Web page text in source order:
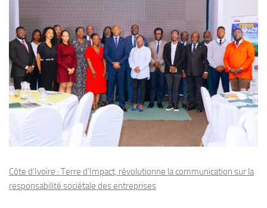
Côte d’Ivoire : Terre d’Impact, révolutionne la communication sur la
responsabilité sociétale des entreprises